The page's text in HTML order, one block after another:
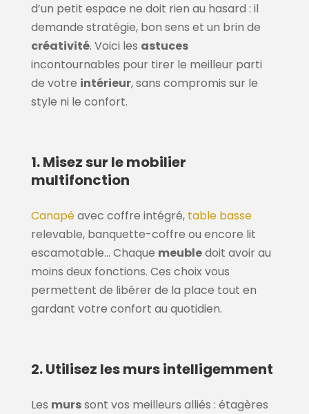
d’un petit espace ne doit rien au hasard : il
demande stratégie, bon sens et un brin de
créativité. Voici les astuces
incontournables pour tirer le meilleur parti
de votre intérieur, sans compromis sur le
style ni le confort.
1. Misez sur le mobilier
multifonction
Canapéavec coffre intégré, table basse
relevable, banquette-coffre ou encore lit
escamotable… Chaque meubledoit avoir au
moins deux fonctions. Ces choix vous
permettent de libérer de la place tout en
gardant votre confort au quotidien.
2. Utilisez les murs intelligemment
Les murssont vos meilleurs alliés : étagères